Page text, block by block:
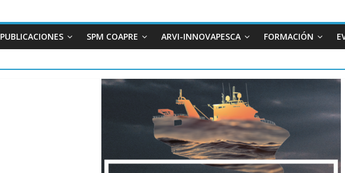
PUBLICACIONES SPM COAPRE ARVI-INNOVAPESCA FORMACIÓN